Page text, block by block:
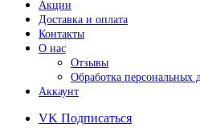
Акции
Доставка и оплата
Контакты
О нас
Отзывы
Обработка персональных
Аккаунт
VK Подписаться